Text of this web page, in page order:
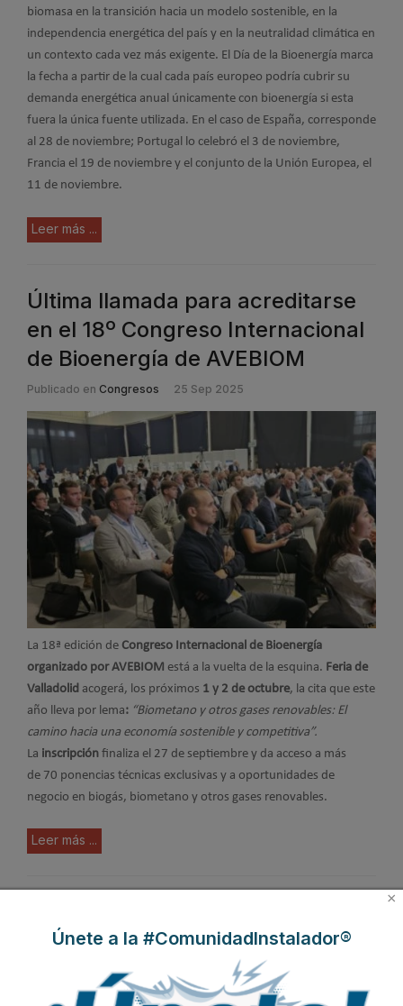
biomasa en la transición hacia un modelo sostenible, en la
independencia energética del país y en la neutralidad climática en
un contexto cada vez más exigente. El Día de la Bioenergía marca
la fecha a partir de la cual cada país europeo podría cubrir su
demanda energética anual únicamente con bioenergía si esta
fuera la única fuente utilizada. En el caso de España, corresponde
al 28 de noviembre; Portugal lo celebró el 3 de noviembre,
Francia el 19 de noviembre y el conjunto de la Unión Europea, el
11 de noviembre.
Leer más ...
Última llamada para acreditarse
en el 18º Congreso Internacional
de Bioenergía de AVEBIOM
Publicado en Congresos 25 Sep 2025
La 18ª edición de Congreso Internacional de Bioenergía
organizado por AVEBIOM está a la vuelta de la esquina. Feria de
Valladolid acogerá, los próximos 1 y 2 de octubre, la cita que este
año lleva por lema: “Biometano y otros gases renovables: El
camino hacia una economía sostenible y competitiva”.
La inscripción finaliza el 27 de septiembre y da acceso a más
de 70 ponencias técnicas exclusivas y a oportunidades de
negocio en biogás, biometano y otros gases renovables.
Leer más ...
Valladolid su recorrido por 250
municipios de toda España
Publicado en Asociaciones 17 Sep 2025
×
Únete a la #ComunidadInstalador®